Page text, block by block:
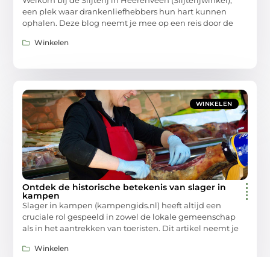
een plek waar drankenliefhebbers hun hart kunnen
ophalen. Deze blog neemt je mee op een reis door de
Winkelen
WINKELEN
Ontdek de historische betekenis van slager in
kampen
Slager in kampen (kampengids.nl) heeft altijd een
cruciale rol gespeeld in zowel de lokale gemeenschap
als in het aantrekken van toeristen. Dit artikel neemt je
Winkelen